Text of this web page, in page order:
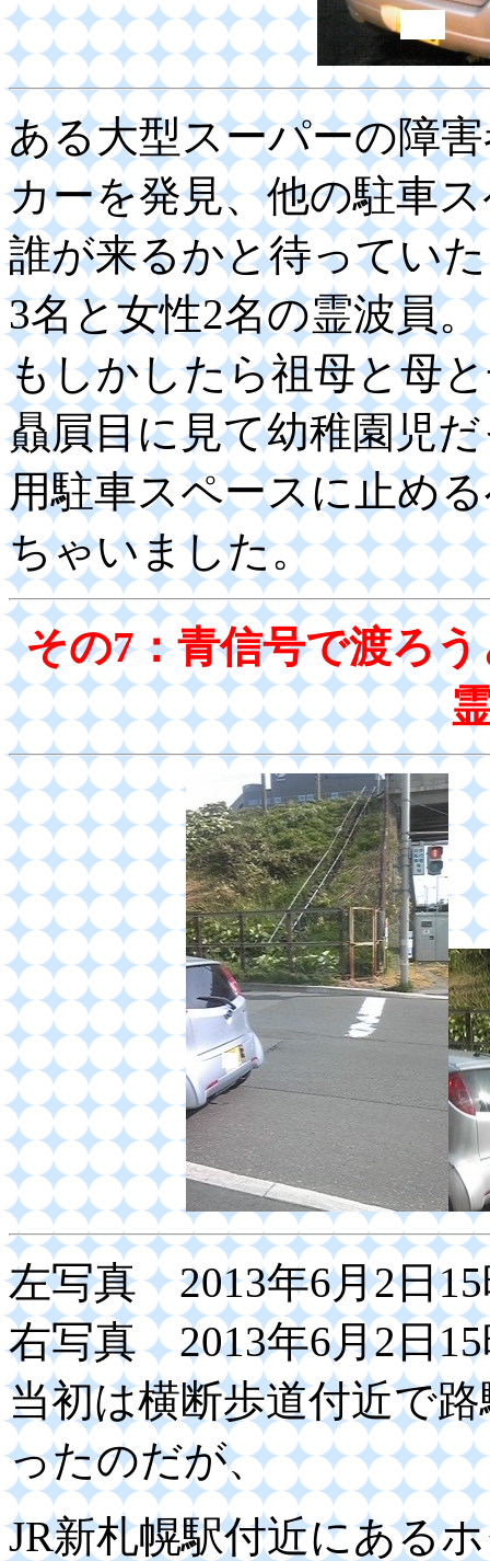
ある大型スーパーの障
カーを発見、他の駐車
誰が来るかと待ってい
3名と女性2名の霊波員。
もしかしたら祖母と母
贔屓目に見て幼稚園児
用駐車スペースに止め
ちゃいました。
その7：青信号で渡ろ
左写真 2013年6月2日15
右写真 2013年6月2日15
当初は横断歩道付近で
ったのだが、
JR新札幌駅付近にある